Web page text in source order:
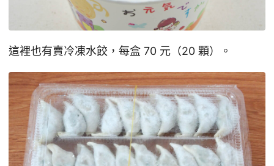
這裡也有賣冷凍水餃，每盒 70 元（20 顆）。